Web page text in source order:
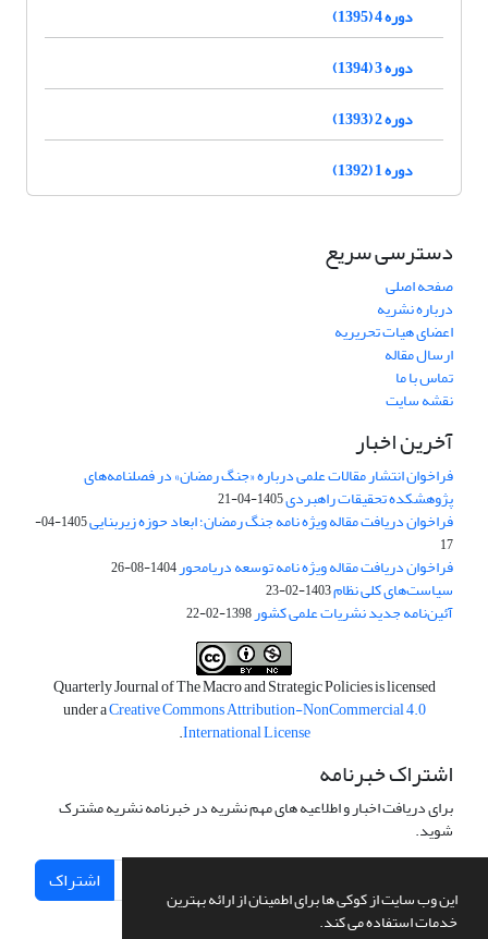
این وب سایت از کوکی ها برای اطمینان از ارائه بهترین
خدمات استفاده می کند.
دوره 4 (1395)
دوره 3 (1394)
دوره 2 (1393)
دوره 1 (1392)
دسترسی سریع
صفحه اصلی
درباره نشریه
اعضای هیات تحریریه
ارسال مقاله
تماس با ما
نقشه سایت
آخرین اخبار
فراخوان انتشار مقالات علمی درباره «جنگ رمضان» در فصلنامه‌های
پژوهشکده تحقیقات راهبردی1405-04-21
فراخوان دریافت مقاله ویژه نامه جنگ رمضان؛ ابعاد حوزه زیربنایی
1405-04-
17
فراخوان دریافت مقاله ویژه نامه توسعه دریامحور1404-08-26
سیاست‌های کلی نظام1403-02-23
آئین‌نامه جدید نشریات علمی کشور1398-02-22
Quarterly Journal of The Macro and Strategic Policies is licensed
under aCreative Commons Attribution-NonCommercial 4.0
International License
.
اشتراک خبرنامه
برای دریافت اخبار و اطلاعیه های مهم نشریه در خبرنامه نشریه مشترک
شوید.
اشتراک